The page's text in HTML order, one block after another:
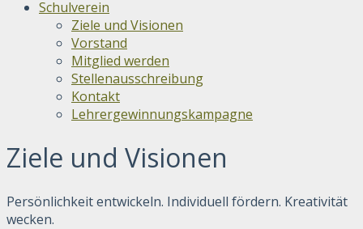
Schulverein
Ziele und Visionen
Vorstand
Mitglied werden
Stellenausschreibung
Kontakt
Lehrergewinnungskampagne
Ziele und Visionen
Persönlichkeit entwickeln. Individuell fördern. Kreativität
wecken.